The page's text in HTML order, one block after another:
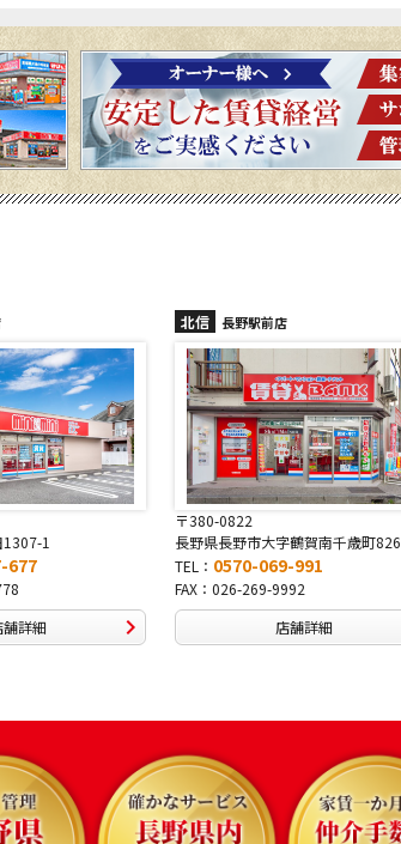
1307-1
677
舗詳細
北信 長野駅前店
〒380-0822
長野県長野市大字鶴賀南千歳町826
TEL： 0570-069-991
FAX：026-269-9992
店舗詳細